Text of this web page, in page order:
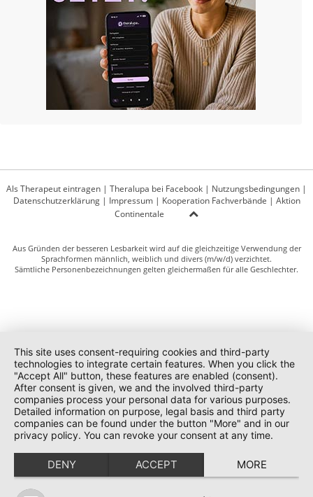
Als Therapeut eintragen | Theralupa bei Facebook | Nutzungsbedingungen |
Datenschutzerklärung| Impressum| Kooperation Fachverbände | Aktion
Continentale
Aus Gründen der besseren Lesbarkeit wird auf die gleichzeitige Verwendung der
Sprachformen männlich, weiblich und divers (m/w/d) verzichtet.
Sämtliche Personenbezeichnungen gelten gleichermaßen für alle Geschlechter.
This site uses consent-requiring cookies and third-party
technologies to integrate certain features. When you click the
"Accept All" button, these features are enabled (consent).
After consent is given, we and the involved third-party
companies process your personal data for various purposes.
Detailed information on purpose, legal basis and third party
companies can be found under the button "More" and in our
privacy policy. You can revoke your consent at any time.
DENY ACCEPT MORE